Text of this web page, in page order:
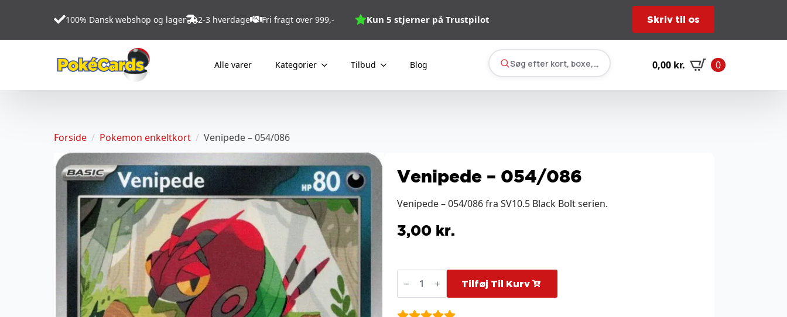
100% Dansk webshop og lager 2-3 hverdage Fri fragt over 999,- Kun 5 stjerner på Trustpilot Skriv til os
Alle varer Kategorier Tilbud Blog Søg efter kort, boxe, tilbehør… 0,00 kr. 0
Forside Pokemon enkeltkort Venipede – 054/086
Venipede – 054/086
Venipede – 054/086 fra SV10.5 Black Bolt serien.
3,00 kr.
Venipede
antal
Tilføj Til Kurv